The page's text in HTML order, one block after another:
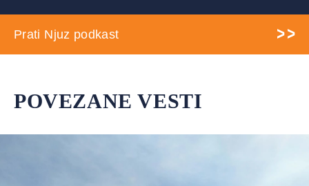
Prati Njuz podkast
POVEZANE VESTI